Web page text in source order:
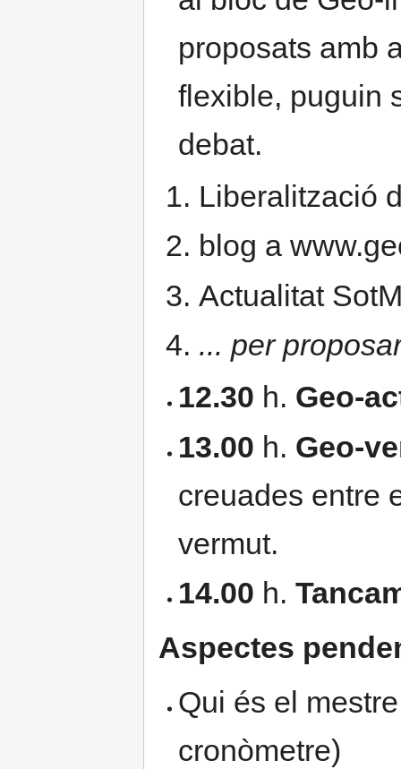
proposats amb
flexible, puguin
debat.
Liberalització
blog a
Actualitat
... per
12.30 h. Geo-
13.00 h. Geo-
creuades entre
vermut.
14.00 h.
Aspectes
Qui és el
cronòmetre)